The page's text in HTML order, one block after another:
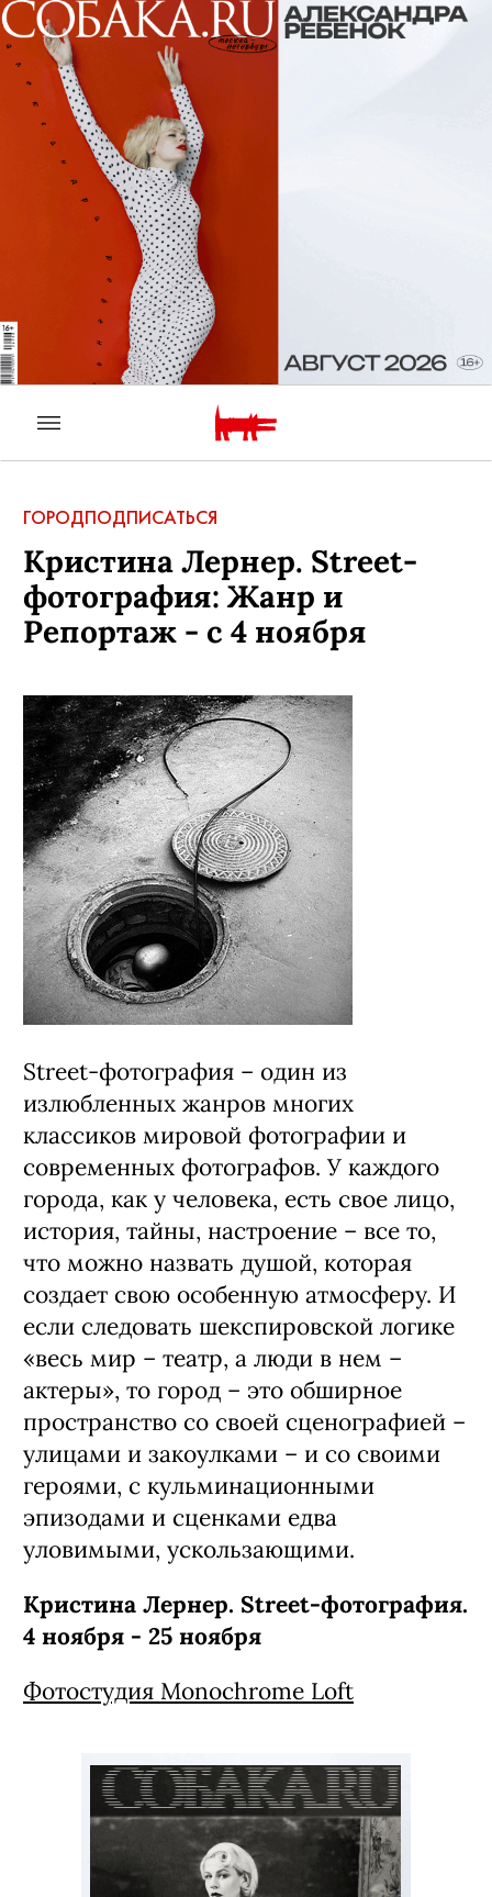
ГОРОДПОДПИСАТЬСЯ
Кристина Лернер. Street-
фотография: Жанр и
Репортаж - с 4 ноября
Street-фотография – один из
излюбленных жанров многих
классиков мировой фотографии и
современных фотографов. У каждого
города, как у человека, есть свое лицо,
история, тайны, настроение – все то,
что можно назвать душой, которая
создает свою особенную атмосферу. И
если следовать шекспировской логике
«весь мир – театр, а люди в нем –
актеры», то город – это обширное
пространство со своей сценографией –
улицами и закоулками – и со своими
героями, с кульминационными
эпизодами и сценками едва
уловимыми, ускользающими.
Кристина Лернер. Street-фотография.
4 ноября - 25 ноября
Фотостудия Monochrome Loft